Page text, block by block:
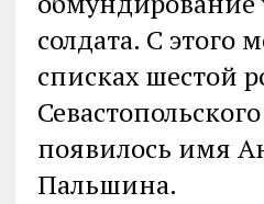
солдата. С этого
списках шестой
появилось имя
Пальшина.